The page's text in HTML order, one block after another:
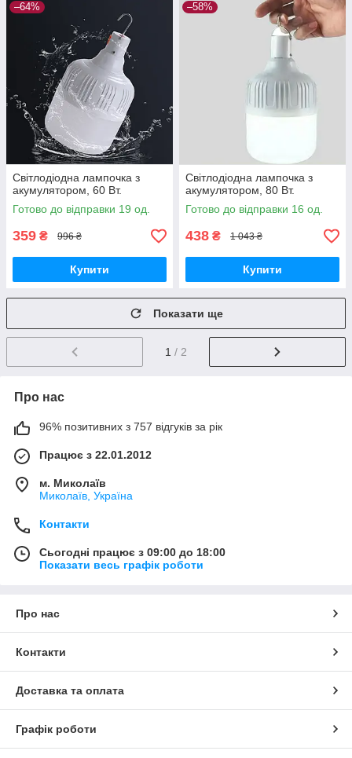
–64%
Світлодіодна лампочка з
акумулятором, 60 Вт.
Готово до відправки 19 од.
359 ₴ 996 ₴
Купити
–58%
Світлодіодна лампочка з
акумулятором, 80 Вт.
Готово до відправки 16 од.
438 ₴ 1 043 ₴
Купити
Показати ще
1 / 2
Про нас
96% позитивних з 757 відгуків за рік
Працює з 22.01.2012
м. Миколаїв
Миколаїв, Україна
Контакти
Сьогодні працює з 09:00 до 18:00
Показати весь графік роботи
Про нас
Контакти
Доставка та оплата
Графік роботи